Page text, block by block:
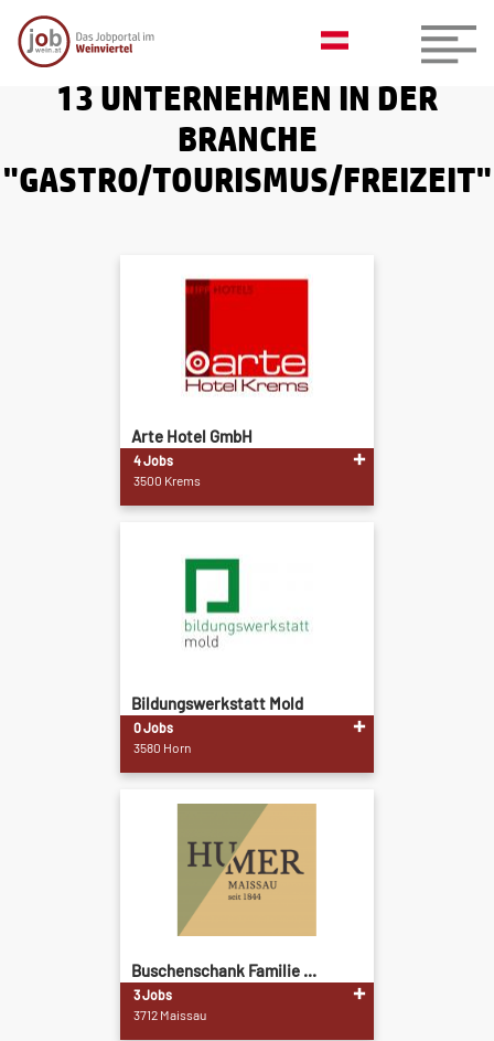
13 UNTERNEHMEN IN DER
BRANCHE
"GASTRO/TOURISMUS/FREIZEIT"
Arte Hotel GmbH
4 Jobs
3500 Krems
Bildungswerkstatt Mold
0 Jobs
3580 Horn
Buschenschank Familie ...
3 Jobs
3712 Maissau